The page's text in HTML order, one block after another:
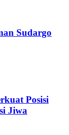
Sudargo
Posisi
Jiwa